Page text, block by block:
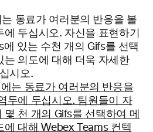
동료가 여러분의 반응을 볼
에 두십시오. 자신을 표현하기
있는 수천 개의 Gifs를 선택
는 의도에 대해 더욱 자세한
시오.